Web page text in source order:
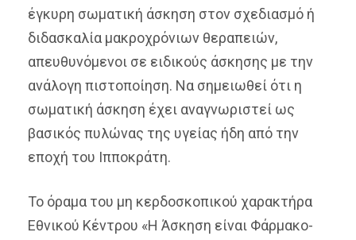
έγκυρη σωματική άσκηση στον σχεδιασμό ή
διδασκαλία μακροχρόνιων θεραπειών,
απευθυνόμενοι σε ειδικούς άσκησης με την
ανάλογη πιστοποίηση. Να σημειωθεί ότι η
σωματική άσκηση έχει αναγνωριστεί ως
βασικός πυλώνας της υγείας ήδη από την
εποχή του Ιπποκράτη.
Το όραμα του μη κερδοσκοπικού χαρακτήρα
Εθνικού Κέντρου «Η Άσκηση είναι Φάρμακο-